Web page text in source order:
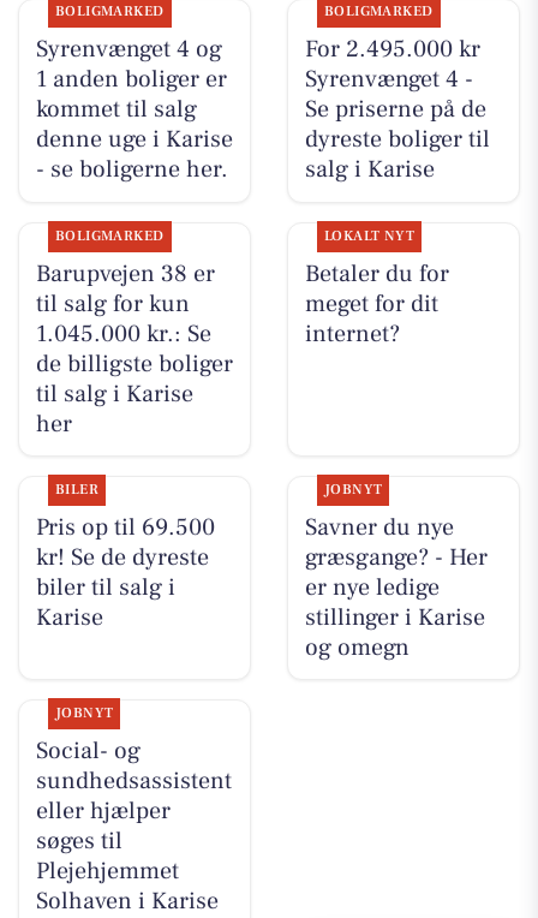
BOLIGMARKED
Syrenvænget 4 og
1 anden boliger er
kommet til salg
denne uge i Karise
- se boligerne her.
BOLIGMARKED
For 2.495.000 kr
Syrenvænget 4 -
Se priserne på de
dyreste boliger til
salg i Karise
BOLIGMARKED
Barupvejen 38 er
til salg for kun
1.045.000 kr.: Se
de billigste boliger
til salg i Karise
her
LOKALT NYT
Betaler du for
meget for dit
internet?
BILER
Pris op til 69.500
kr! Se de dyreste
biler til salg i
Karise
JOBNYT
Savner du nye
græsgange? - Her
er nye ledige
stillinger i Karise
og omegn
JOBNYT
Social- og
sundhedsassistent
eller hjælper
søges til
Plejehjemmet
Solhaven i Karise